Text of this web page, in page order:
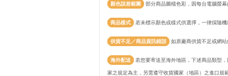
顏色誤差範圍 部分商品圖檔色彩，因每台電腦螢
商品樣式 若未標示顏色或樣式供選擇，一律採隨
供貨不足／商品資訊錯誤 如原廠商供貨不足或網
海外配送 若您要寄送至海外地區，下述商品類型
家之規定為主，另需遵守收貨國家（地區）之進口規